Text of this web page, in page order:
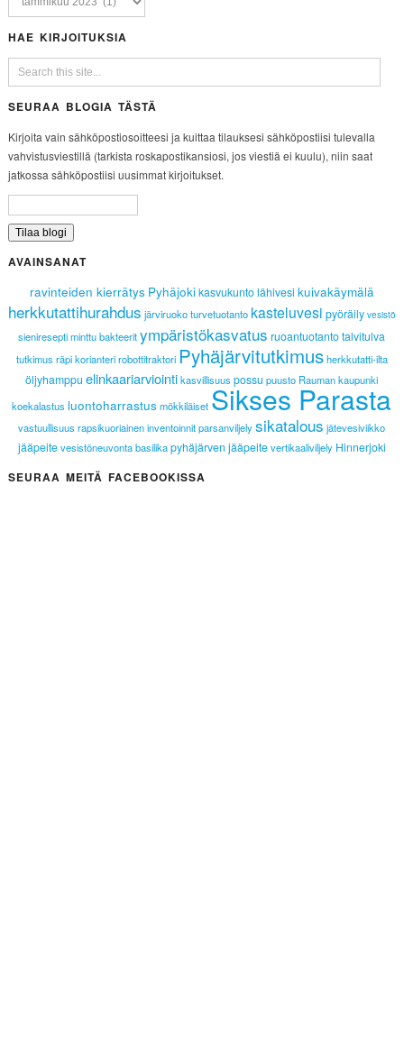
HAE KIRJOITUKSIA
SEURAA BLOGIA TÄSTÄ
Kirjoita vain sähköpostiosoitteesi ja kuittaa tilauksesi sähköpostiisi tulevalla
vahvistusviestillä (tarkista roskapostikansiosi, jos viestiä ei kuulu), niin saat
jatkossa sähköpostiisi uusimmat kirjoitukset.
AVAINSANAT
ravinteiden kierrätys Pyhäjokikasvukuntolähivesi kuivakäymälä
herkkutattihurahdus järviruokoturvetuotanto kasteluvesi pyöräily vesistö
sieniresepti minttu bakteerit ympäristökasvatus ruoantuotantotalvitulva
tutkimus räpikorianterirobottitraktori Pyhäjärvitutkimusherkkutatti-ilta
öljyhamppu elinkaariarviointi kasvillisuus possu puusto Rauman kaupunki
koekalastus luontoharrastus mökkiläiset Sikses Parasta
vastuullisuus rapsikuoriainen inventoinnit parsanviljely sikatalous jätevesiviikko
jääpeitevesistöneuvontabasilikapyhäjärven jääpeitevertikaaliviljely Hinnerjoki
SEURAA MEITÄ FACEBOOKISSA